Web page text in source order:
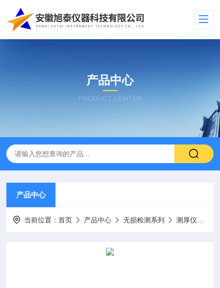
产品中心
PRODUCT CENTER
产品中心
当前位置：首页 产品中心 无损检测系列 测厚仪